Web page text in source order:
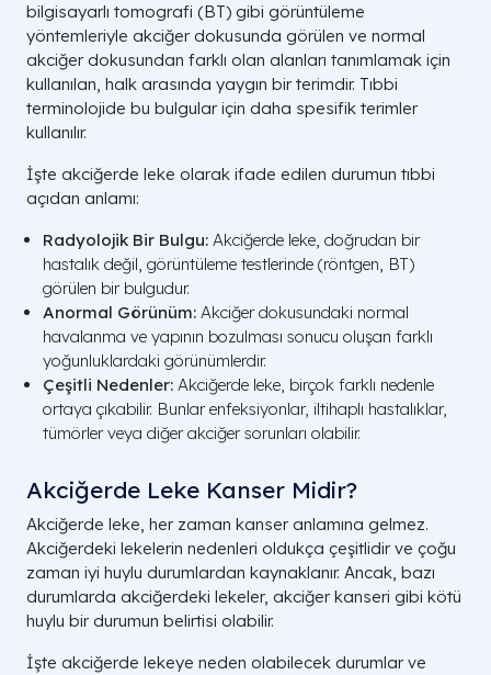
bilgisayarlı tomografi (BT) gibi görüntüleme
yöntemleriyle akciğer dokusunda görülen ve normal
akciğer dokusundan farklı olan alanları tanımlamak için
kullanılan, halk arasında yaygın bir terimdir. Tıbbi
terminolojide bu bulgular için daha spesifik terimler
kullanılır.
İşte akciğerde leke olarak ifade edilen durumun tıbbi
açıdan anlamı:
Radyolojik Bir Bulgu: Akciğerde leke, doğrudan bir
hastalık değil, görüntüleme testlerinde (röntgen, BT)
görülen bir bulgudur.
Anormal Görünüm: Akciğer dokusundaki normal
havalanma ve yapının bozulması sonucu oluşan farklı
yoğunluklardaki görünümlerdir.
Çeşitli Nedenler: Akciğerde leke, birçok farklı nedenle
ortaya çıkabilir. Bunlar enfeksiyonlar, iltihaplı hastalıklar,
tümörler veya diğer akciğer sorunları olabilir.
Akciğerde Leke Kanser Midir​?
Akciğerde leke, her zaman kanser anlamına gelmez.
Akciğerdeki lekelerin nedenleri oldukça çeşitlidir ve çoğu
zaman iyi huylu durumlardan kaynaklanır. Ancak, bazı
durumlarda akciğerdeki lekeler, akciğer kanseri gibi kötü
huylu bir durumun belirtisi olabilir.
İşte akciğerde lekeye neden olabilecek durumlar ve